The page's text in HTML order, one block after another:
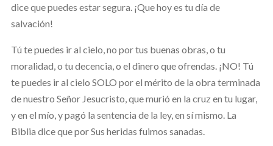
dice que puedes estar segura. ¡Que hoy es tu día de
salvación!
Tú te puedes ir al cielo, no por tus buenas obras, o tu
moralidad, o tu decencia, o el dinero que ofrendas. ¡NO! Tú
te puedes ir al cielo SOLO por el mérito de la obra terminada
de nuestro Señor Jesucristo, que murió en la cruz en tu lugar,
y en el mío, y pagó la sentencia de la ley, en sí mismo. La
Biblia dice que por Sus heridas fuimos sanadas.